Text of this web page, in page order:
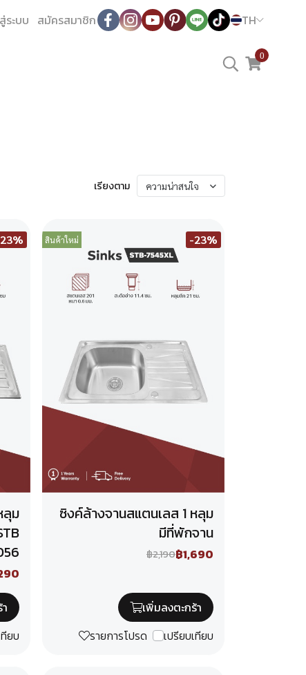
ระบบ สมัครสมาชิก TH
0
เรียงตาม ความน่าสนใจ
ลุม
ยบ
สินค้าใหม่ -23%
ซิงค์ล้างจานสแตนเลส 1 หลุม
มีที่พักจาน
฿2,190฿1,690
เพิ่มลงตะกร้า
รายการโปรด
เปรียบเทียบ